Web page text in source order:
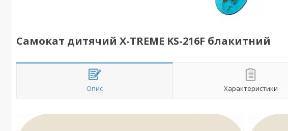
Самокат дитячий X-TREME KS-216F блакитний
Опис Характеристики